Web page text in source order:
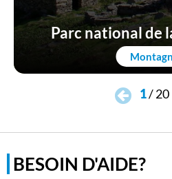
Parc national de
1/20
BESOIN D'AIDE?